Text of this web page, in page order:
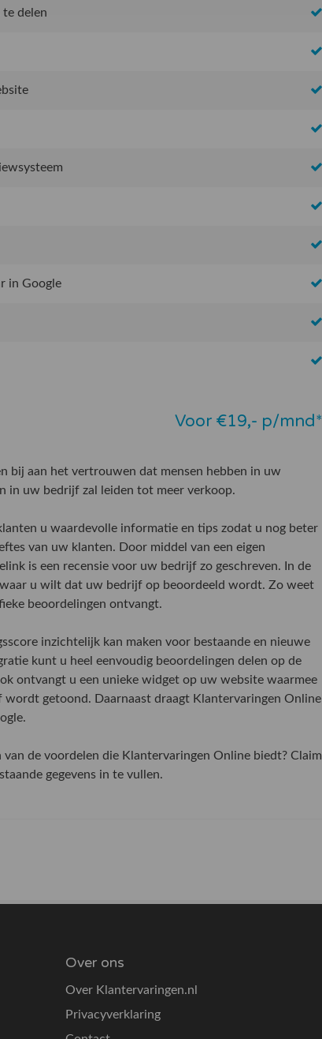
delen
in Google
Voor €19,- p/mnd*
bij aan het vertrouwen dat mensen hebben in uw
in uw bedrijf zal leiden tot meer verkoop.
u waardevolle informatie en tips zodat u nog beter
van uw klanten. Door middel van een eigen
is een recensie voor uw bedrijf zo geschreven. In de
u wilt dat uw bedrijf op beoordeeld wordt. Zo weet
beoordelingen ontvangt.
inzichtelijk kan maken voor bestaande en nieuwe
kunt u heel eenvoudig beoordelingen delen op de
ontvangt u een unieke widget op uw website waarmee
getoond. Daarnaast draagt Klantervaringen Online
de voordelen die Klantervaringen Online biedt? Claim
gegevens in te vullen.
Over ons
Over Klantervaringen.nl
Privacyverklaring